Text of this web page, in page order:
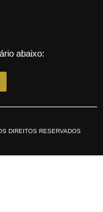
abaixo:
DIREITOS RESERVADOS